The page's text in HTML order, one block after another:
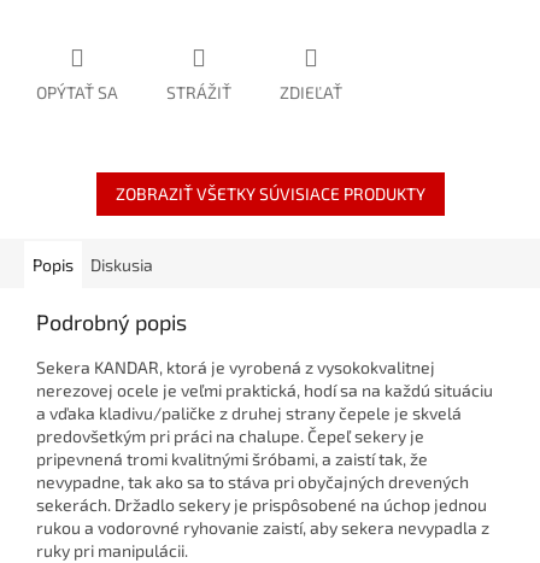
OPÝTAŤ SA STRÁŽIŤ ZDIEĽAŤ
ZOBRAZIŤ VŠETKY SÚVISIACE PRODUKTY
Popis Diskusia
Podrobný popis
Sekera KANDAR, ktorá je vyrobená z vysokokvalitnej
nerezovej ocele je veľmi praktická, hodí sa na každú situáciu
a vďaka kladivu/paličke z druhej strany čepele je skvelá
predovšetkým pri práci na chalupe. Čepeľ sekery je
pripevnená tromi kvalitnými šróbami, a zaistí tak, že
nevypadne, tak ako sa to stáva pri obyčajných drevených
sekerách. Držadlo sekery je prispôsobené na úchop jednou
rukou a vodorovné ryhovanie zaistí, aby sekera nevypadla z
ruky pri manipulácii.